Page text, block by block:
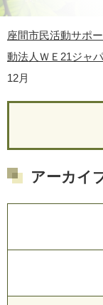
座間市民活動サポ
動法人ＷＥ21ジャ
12月
アーカイ